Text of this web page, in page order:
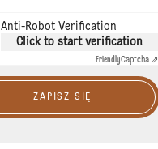
Anti-Robot Verification
Click to start verification
FriendlyCaptcha ⇗
ZAPISZ SIĘ